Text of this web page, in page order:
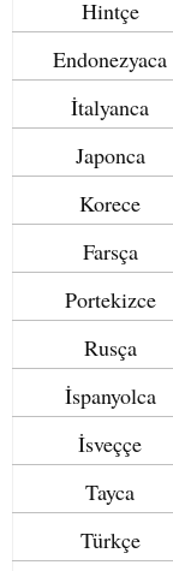
Hintçe
Endonezyaca
İtalyanca
Japonca
Korece
Farsça
Portekizce
Rusça
İspanyolca
İsveççe
Tayca
Türkçe